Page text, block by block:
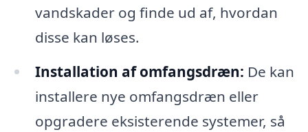
vandskader og finde ud af, hvordan
disse kan løses.
Installation af omfangsdræn: De kan
installere nye omfangsdræn eller
opgradere eksisterende systemer, så